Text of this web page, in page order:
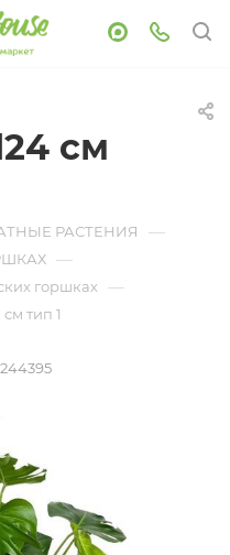
см
РАСТЕНИЯ —
—
горшках —
тип 1